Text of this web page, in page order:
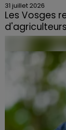
31 juillet 2026
Les Vosges
Face à la
la Chambre
aux